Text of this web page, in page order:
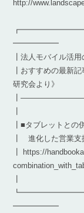
http://
━━━━━━
┃法人モバイル活用
┃おすすめ
研究会より》
┃■タブレットとの
┃ 進化した営業支
┃ https://
━━━━━━